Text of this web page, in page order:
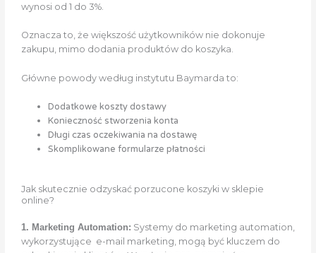
wynosi od 1 do 3%.
Oznacza to, że większość użytkowników nie dokonuje
zakupu, mimo dodania produktów do koszyka.
Główne powody według instytutu Baymarda to:
Dodatkowe koszty dostawy
Konieczność stworzenia konta
Długi czas oczekiwania na dostawę
Skomplikowane formularze płatności
Jak skutecznie odzyskać porzucone koszyki w sklepie
online?
1. Marketing Automation: Systemy do marketing automation,
wykorzystujące e-mail marketing, mogą być kluczem do